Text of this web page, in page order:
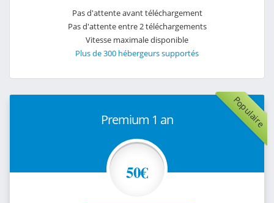
Pas d'attente avant téléchargement
Pas d'attente entre 2 téléchargements
Vitesse maximale disponible
Plus de 300 hébergeurs supportés
Populaire
Premium 1 an
50€